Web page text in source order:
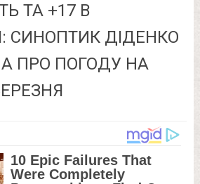
ТА +17 В
СИНОПТИК ДІДЕНКО
ПРО ПОГОДУ НА